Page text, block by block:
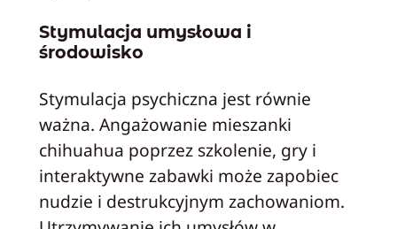
Stymulacja umysłowa i
środowisko
Stymulacja psychiczna jest równie
ważna. Angażowanie mieszanki
chihuahua poprzez szkolenie, gry i
interaktywne zabawki może zapobiec
nudzie i destrukcyjnym zachowaniom.